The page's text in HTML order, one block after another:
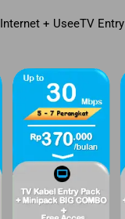
Internet + UseeTV Entry